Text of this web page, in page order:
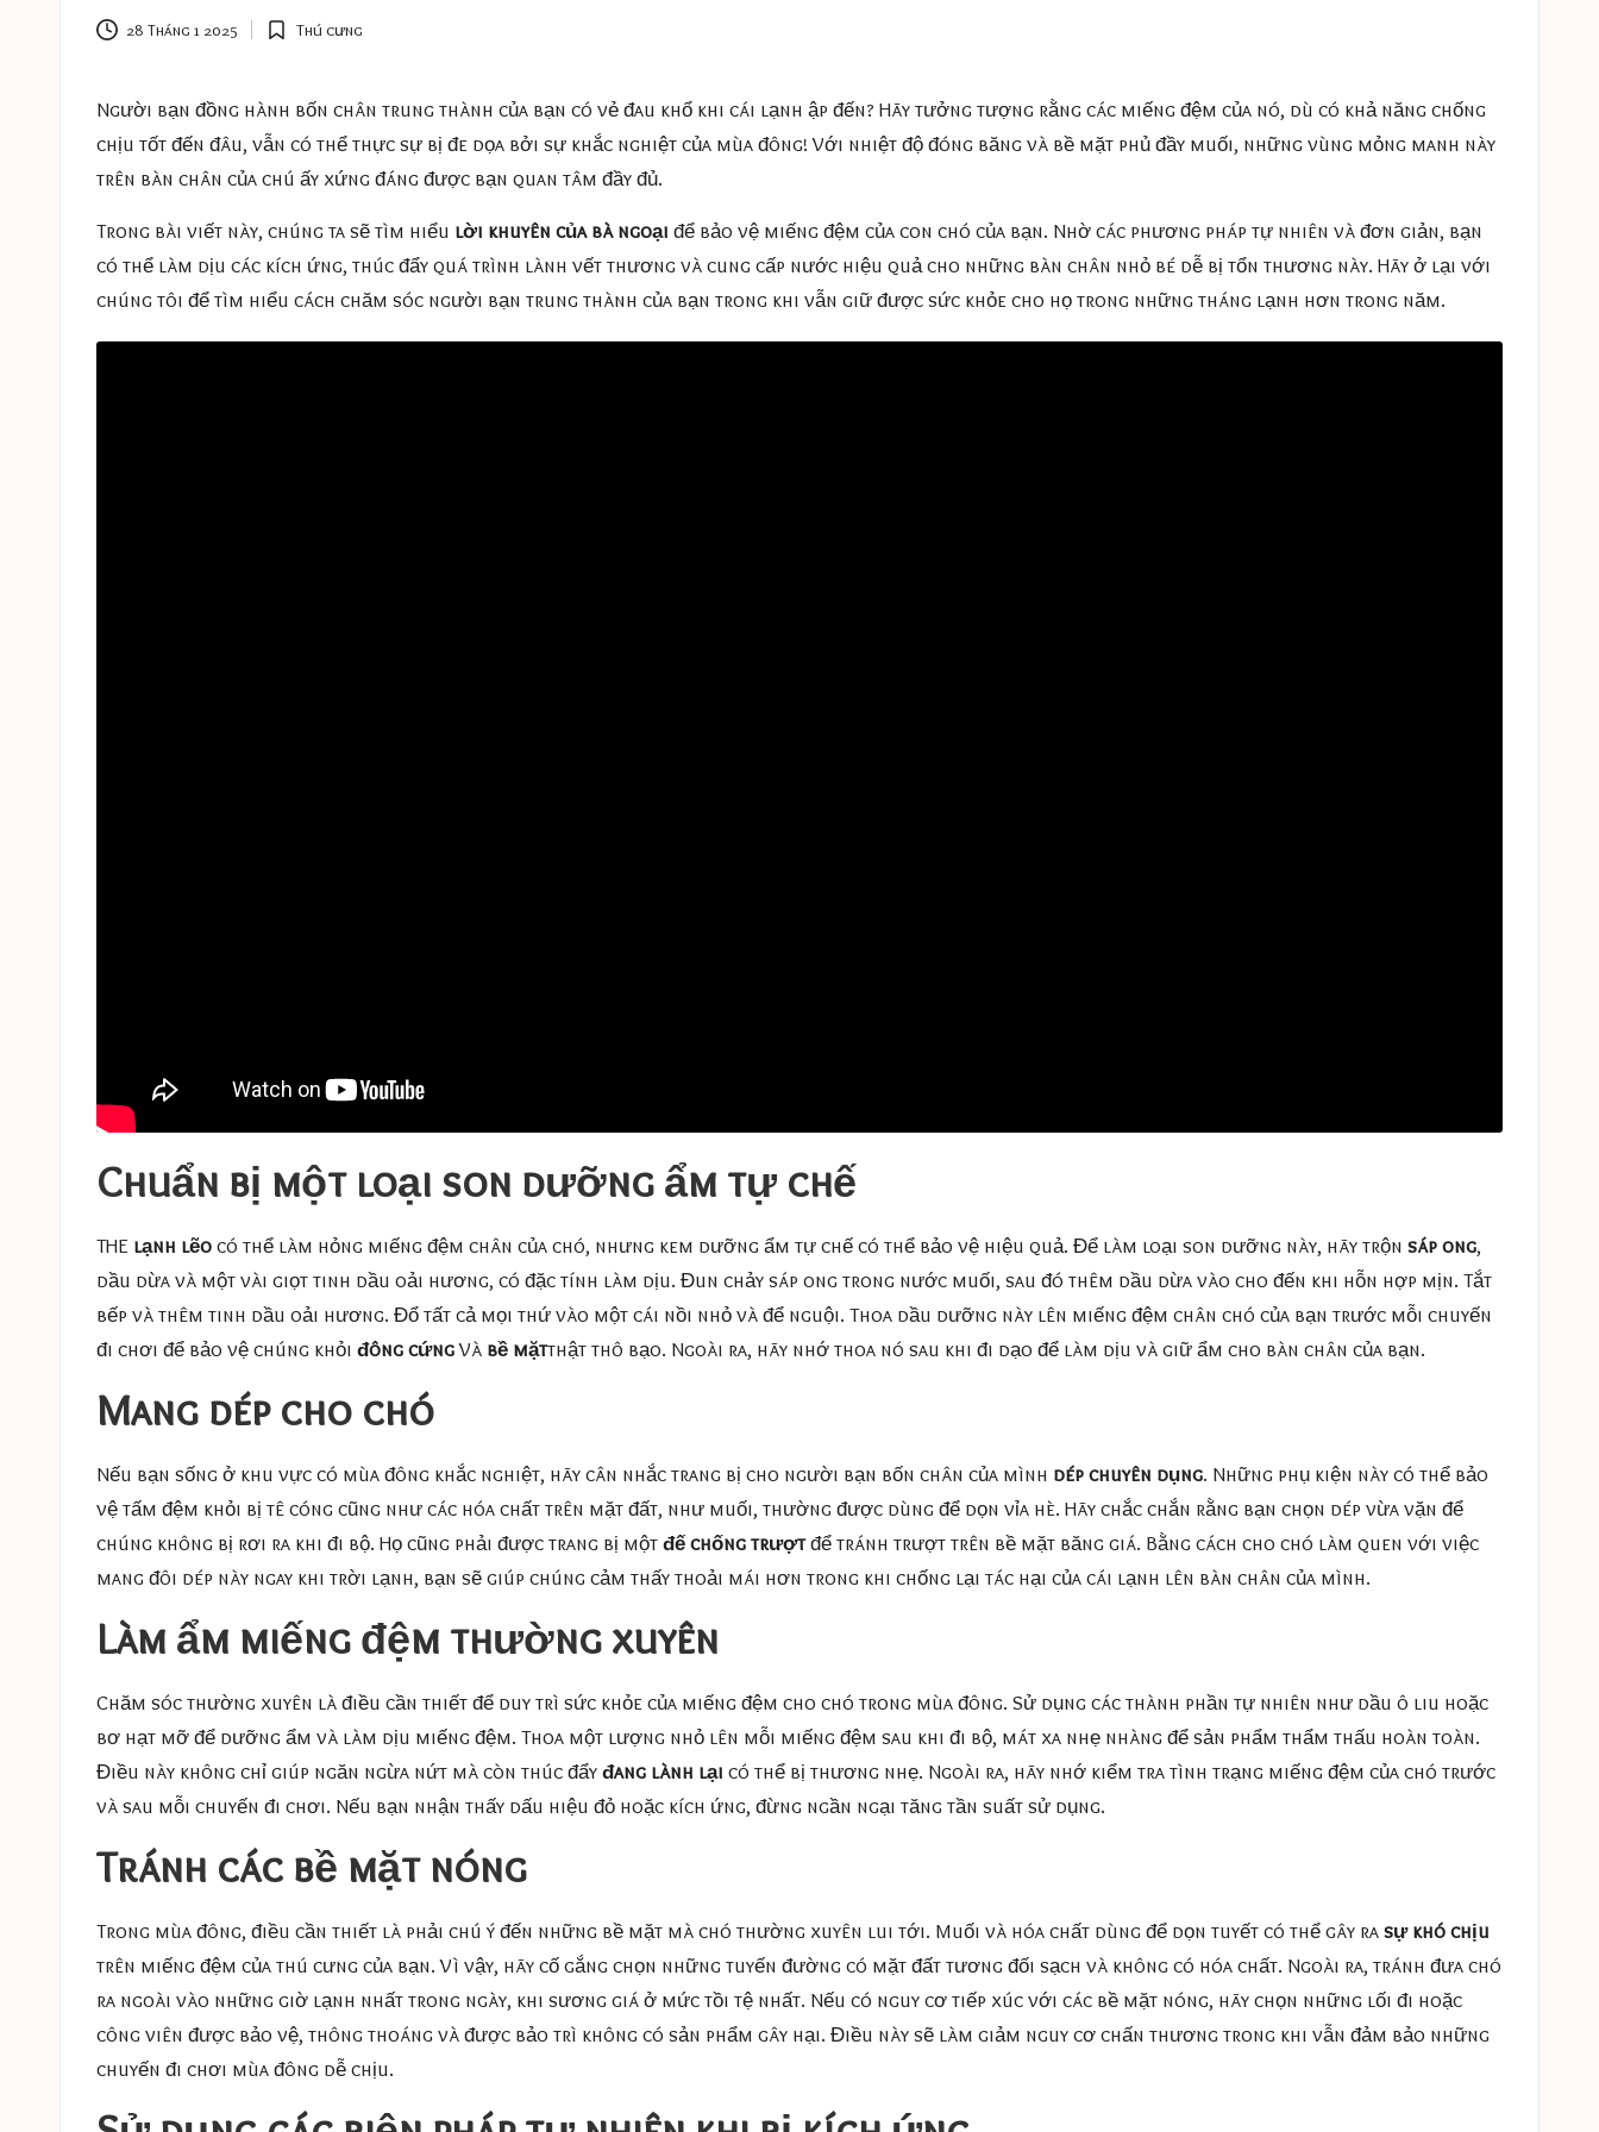
e
a
s
t
u
c
28 Tháng 1 2025
Posted
Thú cưng
Người bạn đồng hành bốn chân trung thành của bạn có vẻ đau khổ khi cái lạnh ập đến? Hãy tưởng tượng rằng các miếng đệm của nó, dù có khả năng chống
chịu tốt đến đâu, vẫn có thể thực sự bị đe dọa bởi sự khắc nghiệt của mùa đông! Với nhiệt độ đóng băng và bề mặt phủ đầy muối, những vùng mỏng manh này
trên bàn chân của chú ấy xứng đáng được bạn quan tâm đầy đủ.
Trong bài viết này, chúng ta sẽ tìm hiểu lời khuyên của bà ngoại để bảo vệ miếng đệm của con chó của bạn. Nhờ các phương pháp tự nhiên và đơn giản, bạn
có thể làm dịu các kích ứng, thúc đẩy quá trình lành vết thương và cung cấp nước hiệu quả cho những bàn chân nhỏ bé dễ bị tổn thương này. Hãy ở lại với
chúng tôi để tìm hiểu cách chăm sóc người bạn trung thành của bạn trong khi vẫn giữ được sức khỏe cho họ trong những tháng lạnh hơn trong năm.
Chuẩn bị một loại son dưỡng ẩm tự chế
THE lạnh lẽo có thể làm hỏng miếng đệm chân của chó, nhưng kem dưỡng ẩm tự chế có thể bảo vệ hiệu quả. Để làm loại son dưỡng này, hãy trộn sáp ong,
dầu dừa và một vài giọt tinh dầu oải hương, có đặc tính làm dịu. Đun chảy sáp ong trong nước muối, sau đó thêm dầu dừa vào cho đến khi hỗn hợp mịn. Tắt
bếp và thêm tinh dầu oải hương. Đổ tất cả mọi thứ vào một cái nồi nhỏ và để nguội. Thoa dầu dưỡng này lên miếng đệm chân chó của bạn trước mỗi chuyến
đi chơi để bảo vệ chúng khỏi đông cứngVà bề mặtthật thô bạo. Ngoài ra, hãy nhớ thoa nó sau khi đi dạo để làm dịu và giữ ẩm cho bàn chân của bạn.
Mang dép cho chó
Nếu bạn sống ở khu vực có mùa đông khắc nghiệt, hãy cân nhắc trang bị cho người bạn bốn chân của mình dép chuyên dụng. Những phụ kiện này có thể bảo
vệ tấm đệm khỏi bị tê cóng cũng như các hóa chất trên mặt đất, như muối, thường được dùng để dọn vỉa hè. Hãy chắc chắn rằng bạn chọn dép vừa vặn để
chúng không bị rơi ra khi đi bộ. Họ cũng phải được trang bị một đế chống trượtđể tránh trượt trên bề mặt băng giá. Bằng cách cho chó làm quen với việc
mang đôi dép này ngay khi trời lạnh, bạn sẽ giúp chúng cảm thấy thoải mái hơn trong khi chống lại tác hại của cái lạnh lên bàn chân của mình.
Làm ẩm miếng đệm thường xuyên
Chăm sóc thường xuyên là điều cần thiết để duy trì sức khỏe của miếng đệm cho chó trong mùa đông. Sử dụng các thành phần tự nhiên như dầu ô liu hoặc
bơ hạt mỡ để dưỡng ẩm và làm dịu miếng đệm. Thoa một lượng nhỏ lên mỗi miếng đệm sau khi đi bộ, mát xa nhẹ nhàng để sản phẩm thẩm thấu hoàn toàn.
Điều này không chỉ giúp ngăn ngừa nứt mà còn thúc đẩy đang lành lại có thể bị thương nhẹ. Ngoài ra, hãy nhớ kiểm tra tình trạng miếng đệm của chó trước
và sau mỗi chuyến đi chơi. Nếu bạn nhận thấy dấu hiệu đỏ hoặc kích ứng, đừng ngần ngại tăng tần suất sử dụng.
Tránh các bề mặt nóng
Trong mùa đông, điều cần thiết là phải chú ý đến những bề mặt mà chó thường xuyên lui tới. Muối và hóa chất dùng để dọn tuyết có thể gây ra sự khó chịu
trên miếng đệm của thú cưng của bạn. Vì vậy, hãy cố gắng chọn những tuyến đường có mặt đất tương đối sạch và không có hóa chất. Ngoài ra, tránh đưa chó
ra ngoài vào những giờ lạnh nhất trong ngày, khi sương giá ở mức tồi tệ nhất. Nếu có nguy cơ tiếp xúc với các bề mặt nóng, hãy chọn những lối đi hoặc
công viên được bảo vệ, thông thoáng và được bảo trì không có sản phẩm gây hại. Điều này sẽ làm giảm nguy cơ chấn thương trong khi vẫn đảm bảo những
chuyến đi chơi mùa đông dễ chịu.